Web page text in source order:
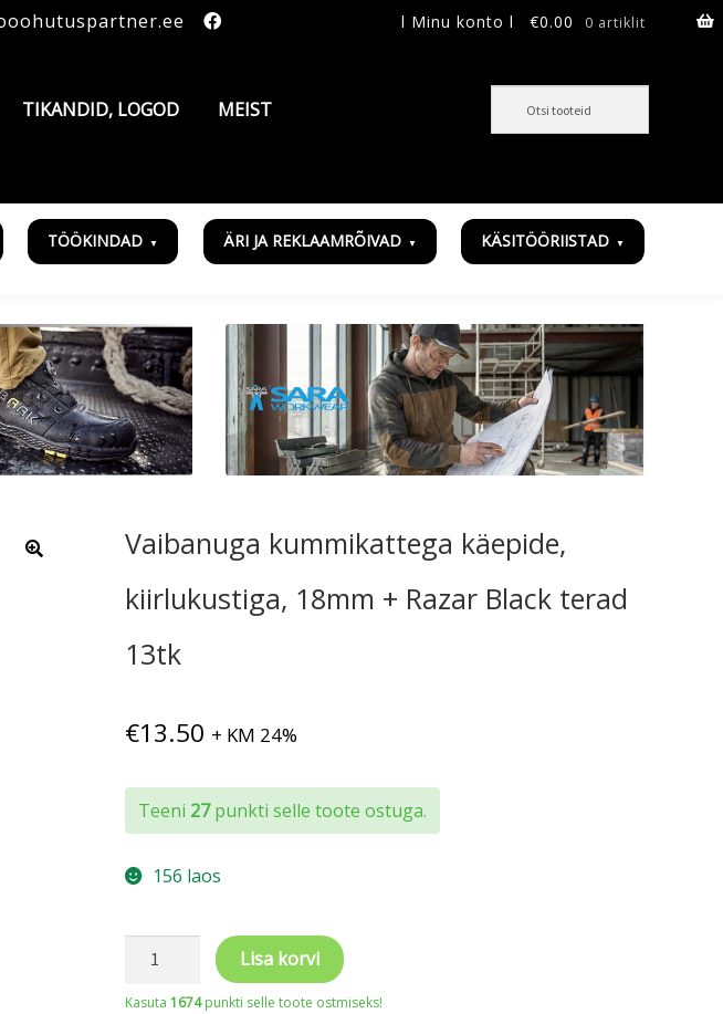
€0.00 0 artiklit
l Minu konto l
TIKANDID, LOGOD MEIST
TÖÖKINDAD ÄRI JA REKLAAMRÕIVAD KÄSITÖÖRIISTAD
Vaibanuga kummikattega käepide,
kiirlukustiga, 18mm + Razar Black terad
13tk
€13.50 + KM 24%
Teeni 27punkti selle toote ostuga.
156 laos
Vaibanuga
kummikattega
Lisa korvi
Kasuta1674punkti selle toote ostmiseks!